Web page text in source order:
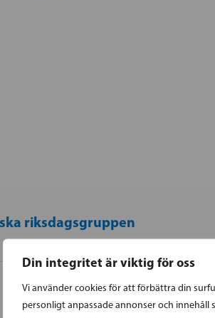
Din integritet är viktig för oss
Vi använder cookies för att förbättra din
personligt anpassade annonser och innehåll
riksdagsgruppen